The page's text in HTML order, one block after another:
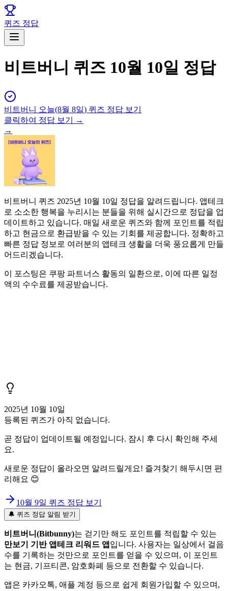
퀴즈 정답
비트버니 퀴즈 10월 10일 정답
비트버니 오늘(8월 8일) 퀴즈 정답 보기
클릭하여 정답 보기 →
→
비트버니 퀴즈 2025년 10월 10일 정답을 알려드립니다. 앱테크
로 소소한 행복을 누리시는 분들을 위해 실시간으로 정답을 업
데이트하고 있습니다. 매일 새로운 퀴즈와 함께 포인트를 적립
하고 현금으로 환급받을 수 있는 기회를 제공합니다. 정확하고
빠른 정답 정보로 여러분의 앱테크 생활을 더욱 풍요롭게 만들
어드리겠습니다.
이 포스팅은 쿠팡 파트너스 활동의 일환으로, 이에 따른 일정
액의 수수료를 제공받습니다.
2025년 10월 10일
등록된 퀴즈가 아직 없습니다.
곧 정답이 업데이트될 예정입니다. 잠시 후 다시 확인해 주세
요.
새로운 정답이 올라오면 알려드릴게요! 즐겨찾기 해두시면 편
리해요 😊
10월 9일 퀴즈 정답 보기
🔔 퀴즈 정답 알림 받기
비트버니(Bitbunny)는 걷기만 해도 포인트를 적립할 수 있는
만보기 기반 앱테크 리워드 앱 입니다. 사용자는 일상에서 걸음
수를 기록하는 것만으로 포인트를 얻을 수 있으며, 이 포인트
는 현금, 기프티콘, 암호화폐 등으로 전환할 수 있습니다.
앱은 카카오톡, 애플 계정 등으로 쉽게 회원가입할 수 있으며,